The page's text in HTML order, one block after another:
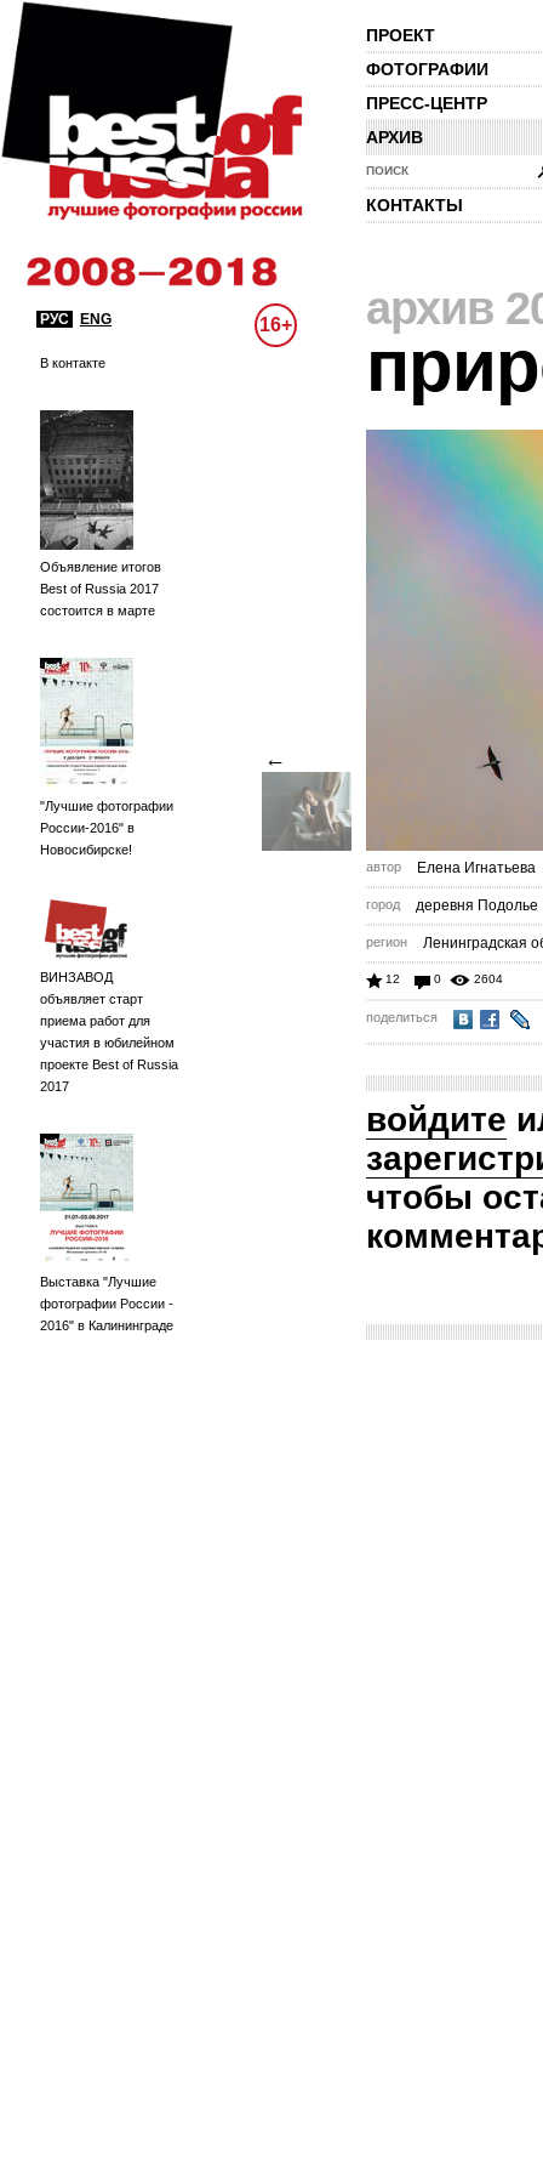
ПРОЕКТ
ФОТОГРАФИИ
ПРЕСС-ЦЕНТР
АРХИВ
ПОИСК
КОНТАКТЫ
РУС ENG 16+
В контакте
Объявление итогов
Best of Russia 2017
состоится в марте
"Лучшие фотографии
России-2016" в
Новосибирске!
ВИНЗАВОД
объявляет старт
приема работ для
участия в юбилейном
проекте Best of Russia
2017
Выставка "Лучшие
фотографии России -
2016" в Калининграде
архив
←
автор Елена Игнатьева
город деревня Подолье
регион Ленинградская
12 0 2604
поделиться
войдите
чтобы